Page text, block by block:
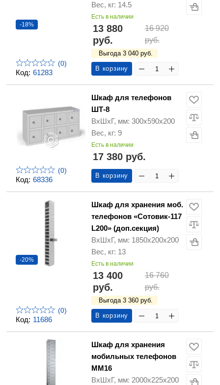
Код: 61283
-18%
(0)
Вес, кг: 14.5
Есть в наличии
13 880
руб.
16 920
руб.
Выгода 3 040 руб.
В корзину
Код: 68336
(0)
Шкаф для телефонов
ШТ-8
ВхШхГ, мм: 300х590х200
Вес, кг: 9
Есть в наличии
17 380 руб.
В корзину
Код: 11686
-20%
(0)
Шкаф для хранения моб.
телефонов «Сотовик-117
L200» (доп.секция)
ВхШхГ, мм: 1850х200х200
Вес, кг: 13
Есть в наличии
13 400
руб.
16 760
руб.
Выгода 3 360 руб.
В корзину
Шкаф для хранения
мобильных телефонов
ММ16
ВхШхГ, мм: 2000х225х200